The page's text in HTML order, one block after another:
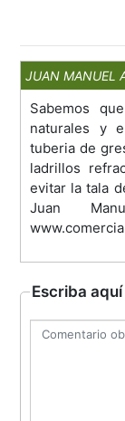
JUAN MANUEL
Sabemos
naturales y
tuberia de
ladrillos
evitar la tala
Juan
Escriba